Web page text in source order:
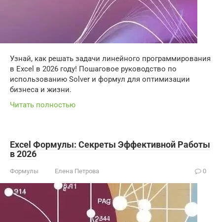
Узнай, как решать задачи линейного программирования
в Excel в 2026 году! Пошаговое руководство по
использованию Solver и формул для оптимизации
бизнеса и жизни.
Читать полностью
Excel Формулы: Секреты Эффективной Работы
в 2026
Формулы Елена Петрова 0